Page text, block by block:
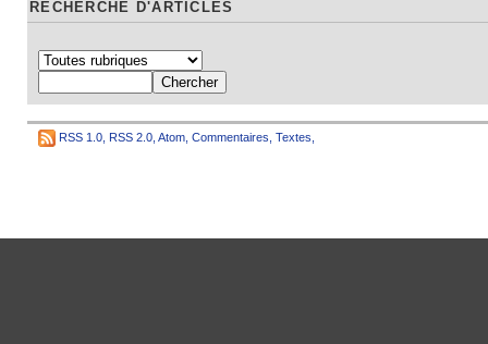
RECHERCHE D'ARTICLES
RSS 1.0 RSS 2.0 Atom Commentaires Textes